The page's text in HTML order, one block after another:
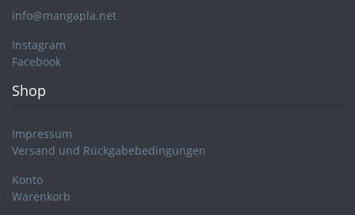
info@mangapla.net
Instagram
Facebook
Shop
Impressum
Versand und Rückgabebedingungen
Konto
Warenkorb